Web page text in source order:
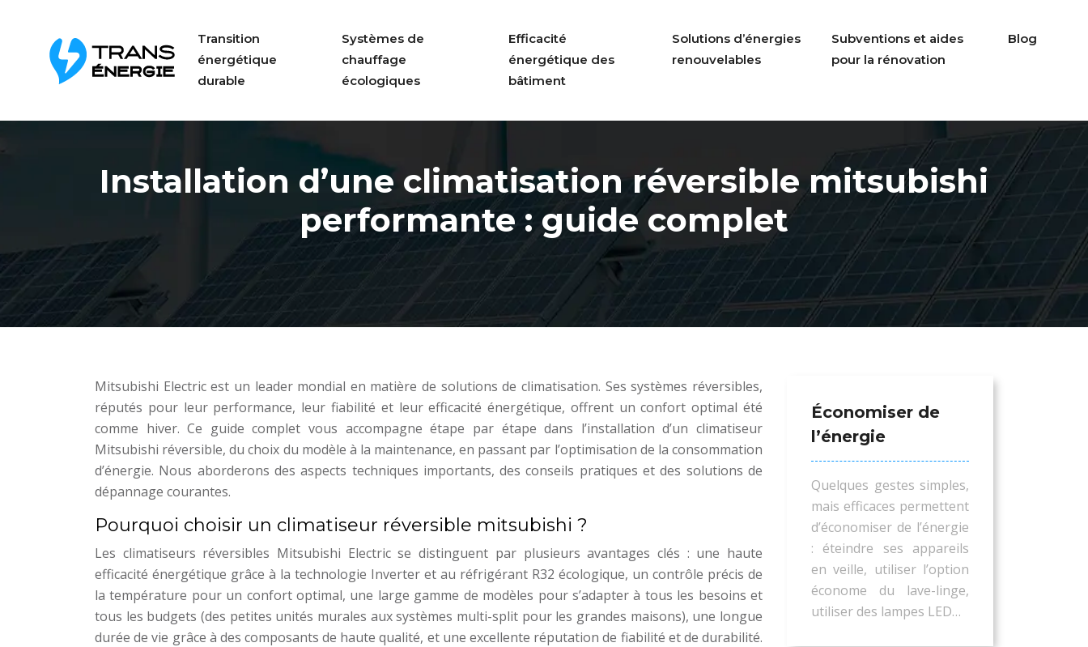
Transition
énergétique
durable
Systèmes de
chauffage
écologiques
Efficacité
énergétique des
bâtiment
Solutions d’énergies
renouvelables
Subventions et aides
pour la rénovation
Blog
Installation d’une climatisation réversible mitsubishi
performante : guide complet
Mitsubishi Electric est un leader mondial en matière de solutions de climatisation. Ses systèmes réversibles,
réputés pour leur performance, leur fiabilité et leur efficacité énergétique, offrent un confort optimal été
comme hiver. Ce guide complet vous accompagne étape par étape dans l’installation d’un climatiseur
Mitsubishi réversible, du choix du modèle à la maintenance, en passant par l’optimisation de la consommation
d’énergie. Nous aborderons des aspects techniques importants, des conseils pratiques et des solutions de
dépannage courantes.
Pourquoi choisir un climatiseur réversible mitsubishi ?
Les climatiseurs réversibles Mitsubishi Electric se distinguent par plusieurs avantages clés : une haute
efficacité énergétique grâce à la technologie Inverter et au réfrigérant R32 écologique, un contrôle précis de
la température pour un confort optimal, une large gamme de modèles pour s’adapter à tous les besoins et
tous les budgets (des petites unités murales aux systèmes multi-split pour les grandes maisons), une longue
durée de vie grâce à des composants de haute qualité, et une excellente réputation de fiabilité et de durabilité.
Économiser de
l’énergie
Quelques gestes simples,
mais efficaces permettent
d’économiser de l’énergie
: éteindre ses appareils
en veille, utiliser l’option
économe du lave-linge,
utiliser des lampes LED…